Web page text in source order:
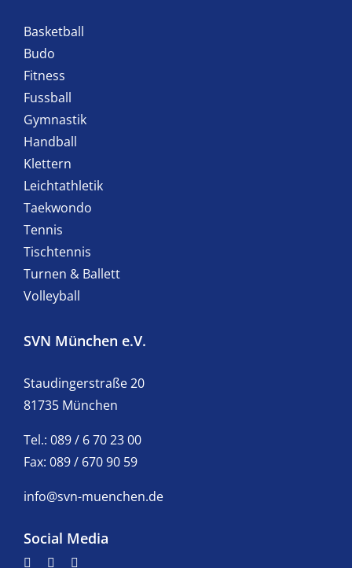
Basketball
Budo
Fitness
Fussball
Gymnastik
Handball
Klettern
Leichtathletik
Taekwondo
Tennis
Tischtennis
Turnen & Ballett
Volleyball
SVN München e.V.
Staudingerstraße 20
81735 München
Tel.: 089 / 6 70 23 00
Fax: 089 / 670 90 59
info@svn-muenchen.de
Social Media